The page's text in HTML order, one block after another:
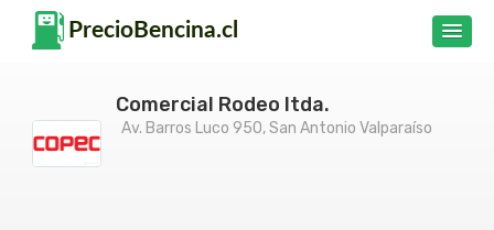
Comercial Rodeo ltda.
Av. Barros Luco 950, San Antonio Valparaíso